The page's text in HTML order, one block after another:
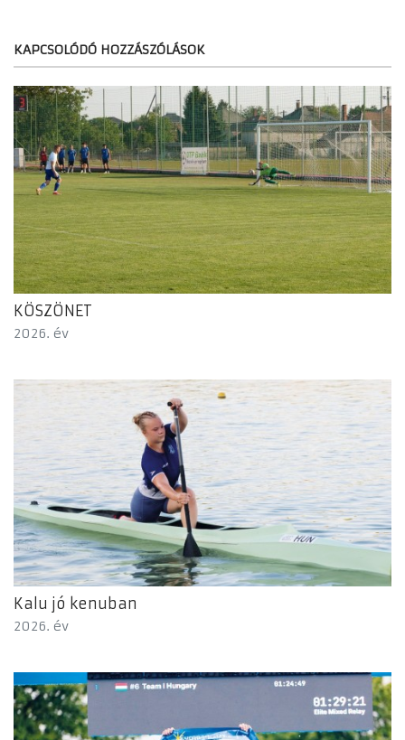
KAPCSOLÓDÓ HOZZÁSZÓLÁSOK
KÖSZÖNET
2026. év
Kalu jó kenuban
2026. év